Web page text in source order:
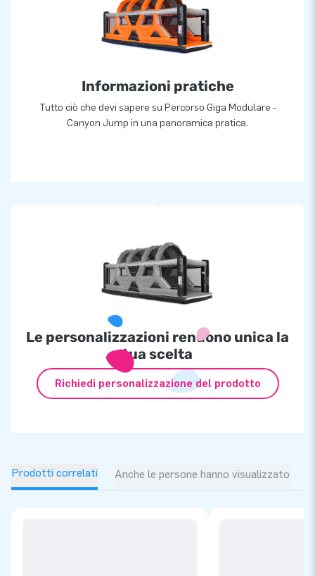
Informazioni pratiche
Tutto ciò che devi sapere su Percorso Giga Modulare -
Canyon Jump in una panoramica pratica.
Le personalizzazioni rendono unica la
tua scelta
Richiedi personalizzazione del prodotto
Prodotti correlati Anche le persone hanno visualizzato